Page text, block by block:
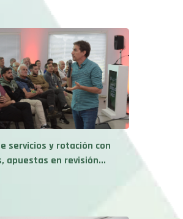
servicios y rotación con
apuestas en revisión...